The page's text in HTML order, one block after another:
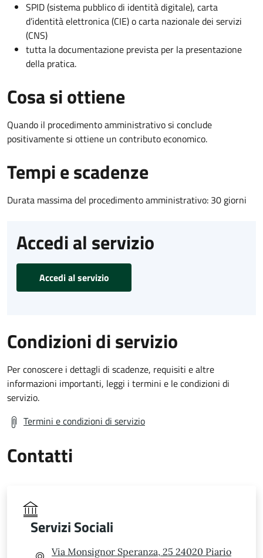
SPID (sistema pubblico di identità digitale), carta
d’identità elettronica (CIE) o carta nazionale dei servizi
(CNS)
tutta la documentazione prevista per la presentazione
della pratica.
Cosa si ottiene
Quando il procedimento amministrativo si conclude
positivamente si ottiene un contributo economico.
Tempi e scadenze
Durata massima del procedimento amministrativo: 30 giorni
Accedi al servizio
Accedi al servizio
Condizioni di servizio
Per conoscere i dettagli di scadenze, requisiti e altre
informazioni importanti, leggi i termini e le condizioni di
servizio.
Termini e condizioni di servizio
Contatti
Servizi Sociali
Via Monsignor Speranza, 25 24020 Piario